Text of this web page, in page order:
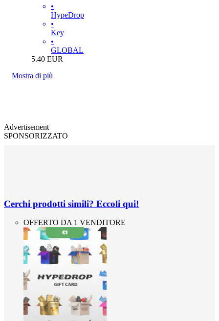
•
HypeDrop
•
Key
•
GLOBAL
5.40 EUR
Mostra di più
Advertisement
SPONSORIZZATO
Cerchi prodotti simili? Eccoli qui!
OFFERTO DA 1 VENDITORE